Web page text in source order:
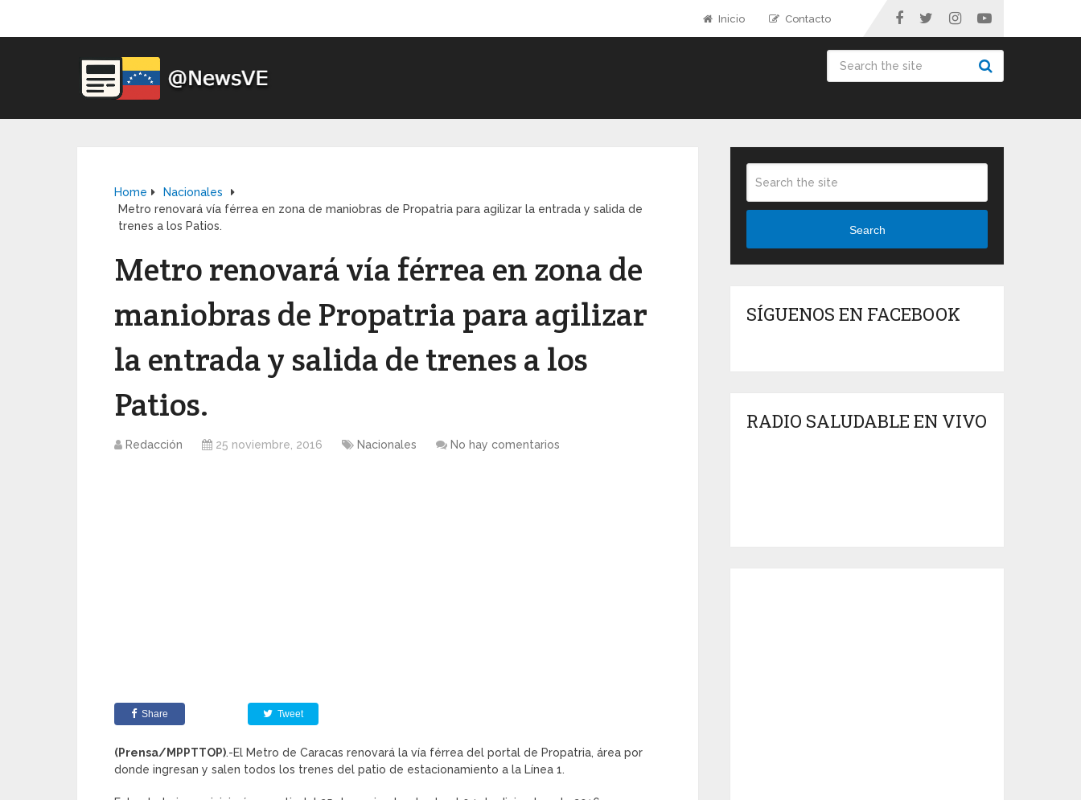
Inicio Contacto
Home
Nacionales
Metro renovará vía férrea en zona de maniobras de Propatria para agilizar la entrada y salida de
trenes a los Patios​.
Metro renovará vía férrea en zona de
maniobras de Propatria para agilizar
la entrada y salida de trenes a los
Patios​.
Redacción 25 noviembre, 2016 Nacionales No hay comentarios
Share Tweet
(Prensa/MPPTTOP).-El Metro de Caracas renovará la vía férrea del portal de Propatria, área por
donde ingresan y salen todos los trenes del patio de estacionamiento a la Línea 1.
Search
SÍGUENOS EN FACEBOOK
RADIO SALUDABLE EN VIVO